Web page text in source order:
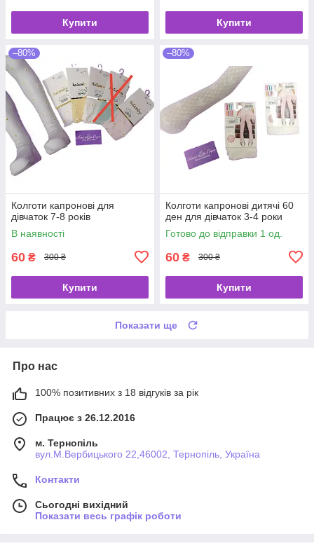
Купити Купити
–80%
Колготи капронові для
дівчаток 7-8 років
В наявності
60 ₴ 300 ₴
Купити
–80%
Колготи капронові дитячі 60
ден для дівчаток 3-4 роки
Готово до відправки 1 од.
60 ₴ 300 ₴
Купити
Показати ще
Про нас
100% позитивних з 18 відгуків за рік
Працює з 26.12.2016
м. Тернопіль
вул.М.Вербицького 22,46002, Тернопіль, Україна
Контакти
Сьогодні вихідний
Показати весь графік роботи